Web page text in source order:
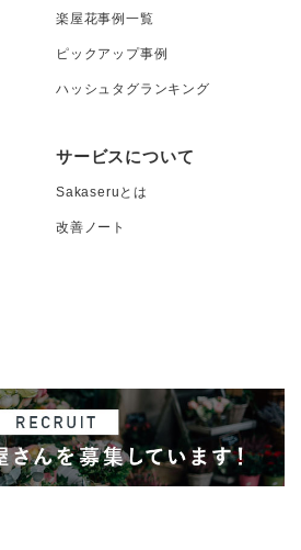
楽屋花事例一覧
ピックアップ事例
ハッシュタグランキング
サービスについて
Sakaseruとは
改善ノート